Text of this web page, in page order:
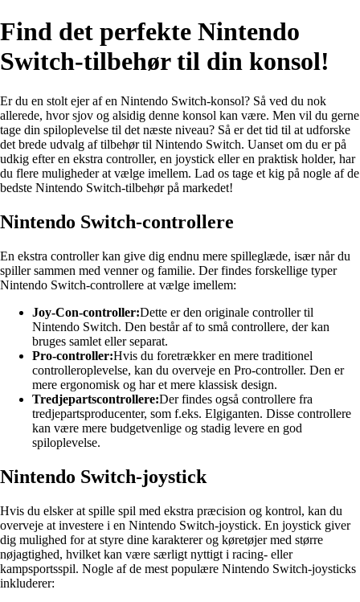
Find det perfekte Nintendo
Switch-tilbehør til din konsol!
Er du en stolt ejer af en Nintendo Switch-konsol? Så ved du nok
allerede, hvor sjov og alsidig denne konsol kan være. Men vil du gerne
tage din spiloplevelse til det næste niveau? Så er det tid til at udforske
det brede udvalg af tilbehør til Nintendo Switch. Uanset om du er på
udkig efter en ekstra controller, en joystick eller en praktisk holder, har
du flere muligheder at vælge imellem. Lad os tage et kig på nogle af de
bedste Nintendo Switch-tilbehør på markedet!
Nintendo Switch-controllere
En ekstra controller kan give dig endnu mere spilleglæde, især når du
spiller sammen med venner og familie. Der findes forskellige typer
Nintendo Switch-controllere at vælge imellem:
Joy-Con-controller:Dette er den originale controller til
Nintendo Switch. Den består af to små controllere, der kan
bruges samlet eller separat.
Pro-controller:Hvis du foretrækker en mere traditionel
controlleroplevelse, kan du overveje en Pro-controller. Den er
mere ergonomisk og har et mere klassisk design.
Tredjepartscontrollere:Der findes også controllere fra
tredjepartsproducenter, som f.eks. Elgiganten. Disse controllere
kan være mere budgetvenlige og stadig levere en god
spiloplevelse.
Nintendo Switch-joystick
Hvis du elsker at spille spil med ekstra præcision og kontrol, kan du
overveje at investere i en Nintendo Switch-joystick. En joystick giver
dig mulighed for at styre dine karakterer og køretøjer med større
nøjagtighed, hvilket kan være særligt nyttigt i racing- eller
kampsportsspil. Nogle af de mest populære Nintendo Switch-joysticks
inkluderer: